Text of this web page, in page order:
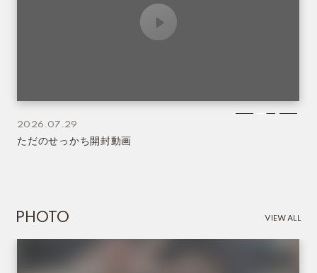
2026.07.29
ただのせっかち開封動画
PHOTO VIEW ALL